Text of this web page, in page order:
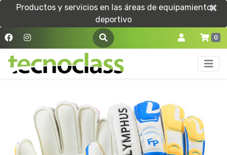
Productos y servicios en las áreas de equipamiento
deportivo
×
×
0